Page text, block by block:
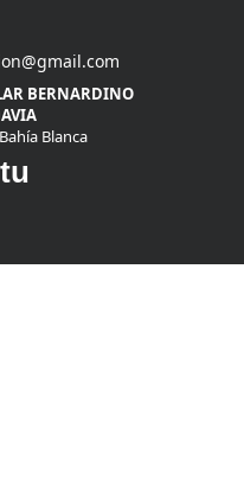
BERNARDINO
Blanca